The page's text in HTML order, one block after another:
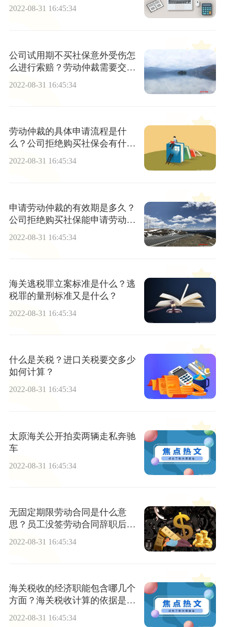
吗？
2022-08-31 16:45:34
公司试用期不买社保意外受伤怎
么进行索赔？劳动仲裁需要交钱
2022-08-31 16:45:34
劳动仲裁的具体申请流程是什
么？公司拒绝购买社保会有什么
后果？
2022-08-31 16:45:34
申请劳动仲裁的有效期是多久？
公司拒绝购买社保能申请劳动仲
2022-08-31 16:45:34
海关逃税罪立案标准是什么？逃
税罪的量刑标准又是什么？
2022-08-31 16:45:34
什么是关税？进口关税要交多少
如何计算？
2022-08-31 16:45:34
太原海关公开拍卖两辆走私奔驰
车
2022-08-31 16:45:34
无固定期限劳动合同是什么意
思？员工没签劳动合同辞职后可
以获得多少报酬？​公司不肯支付
2022-08-31 16:45:34
海关税收的经济职能包含哪几个
方面？海关税收计算的依据是什
么？
2022-08-31 16:45:34